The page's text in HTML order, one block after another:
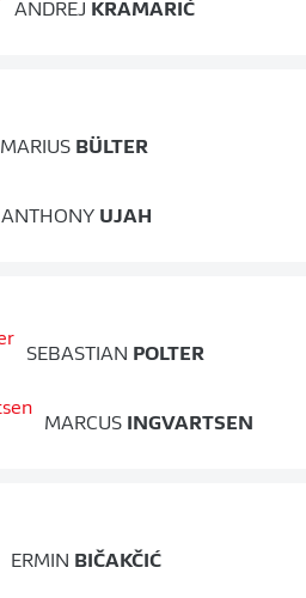
ANDREJ KRAMARIĆ
MARIUS BÜLTER
ANTHONY UJAH
SEBASTIAN POLTER
MARCUS INGVARTSEN
ERMIN BIČAKČIĆ